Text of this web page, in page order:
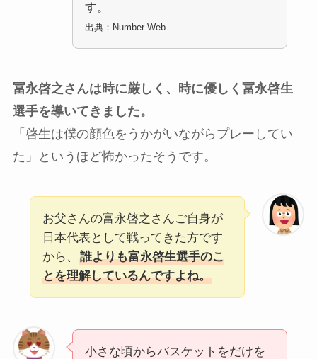
す。
出典：Number Web
冨永啓之さんは時に厳しく、時に優しく冨永啓生
選手を導いてきました。
「啓生は僕の顔色をうかがいながらプレーしてい
た」というほど怖かったそうです。
お父さんの富永啓之さんご自身が
日本代表として戦ってきた方です
から、
誰よりも富永啓生選手のこ
とを理解しているんですよね。
小さな頃からバスケットをだけを